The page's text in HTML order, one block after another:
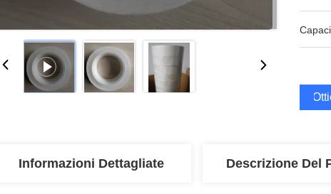
Informazioni Dettagliate Descrizione Del